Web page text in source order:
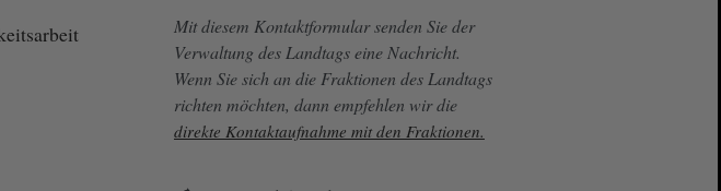
Mit diesem Kontaktformular senden Sie der
Verwaltung des Landtags eine Nachricht.
Wenn Sie sich an die Fraktionen des Landtags
richten möchten, dann empfehlen wir die
direkte Kontaktaufnahme mit den Fraktionen.